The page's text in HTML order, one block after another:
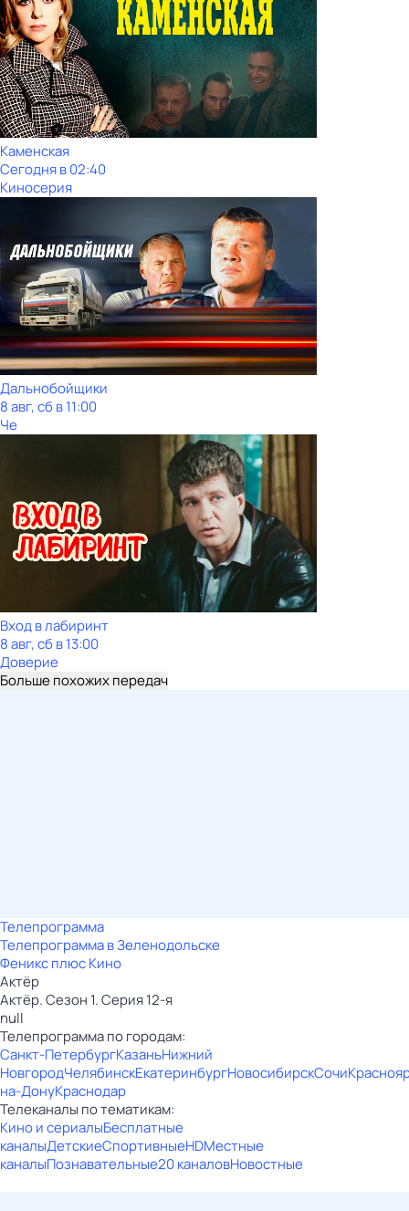
Каменская
Сегодня в 02:40
Киносерия
Дальнобойщики
8 авг, сб в 11:00
Че
Вход в лабиринт
8 авг, сб в 13:00
Доверие
Больше похожих передач
Телепрограмма
Телепрограмма в Зеленодольске
Феникс плюс Кино
Актёр
Актёр. Сезон 1. Серия 12-я
null
Телепрограмма по городам:
Санкт-ПетербургКазаньНижний
НовгородЧелябинскЕкатеринбургНовосибирскСочи
на-ДонуКраснодар
Телеканалы по тематикам:
Кино и сериалыБесплатные
каналыДетскиеСпортивныеHDМестные
каналыПознавательные20 каналовНовостные